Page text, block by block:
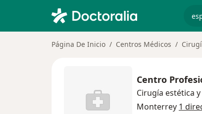
Página De Inicio Centros Médicos
Centro
Cirugía estética
Monterrey 1